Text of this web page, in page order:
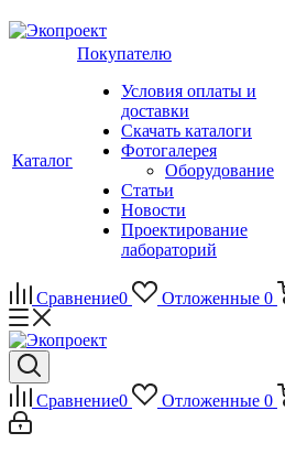
Каталог
Покупателю
Условия оплаты и
доставки
Скачать каталоги
Фотогалерея
Оборудование
Статьи
Новости
Проектирование
лабораторий
Сравнение0 Отложенные 0
Сравнение0 Отложенные 0